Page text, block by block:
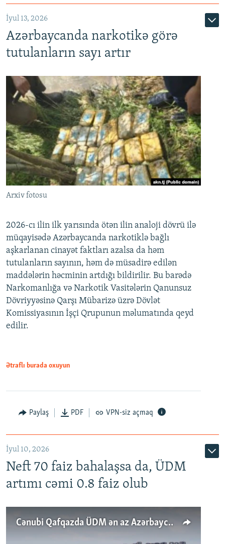
İyul 13, 2026
Azərbaycanda narkotikə görə
tutulanların sayı artır
Arxiv fotosu
2026-cı ilin ilk yarısında ötən ilin analoji dövrü ilə
müqayisədə Azərbaycanda narkotiklə bağlı
aşkarlanan cinayət faktları azalsa da həm
tutulanların sayının, həm də müsadirə edilən
maddələrin həcminin artdığı bildirilir. Bu barədə
Narkomanlığa və Narkotik Vasitələrin Qanunsuz
Dövriyyəsinə Qarşı Mübarizə üzrə Dövlət
Komissiyasının İşçi Qrupunun məlumatında qeyd
edilir.
Ətraflı burada oxuyun
Paylaş PDF VPN-siz açmaq
İyul 10, 2026
Neft 70 faiz bahalaşsa da, ÜDM
artımı cəmi 0.8 faiz olub
Cənubi Qafqazda ÜDM ən az Azərbaycanda artır: Qonşuları niyə Bakını qabaqlaya bilir?